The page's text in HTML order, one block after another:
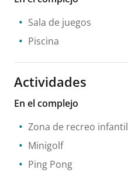
Sala de juegos
Piscina
Actividades
En el complejo
Zona de recreo infantil
Minigolf
Ping Pong